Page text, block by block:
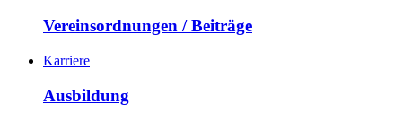
Vereinsordnungen / Beiträge
Karriere
Ausbildung